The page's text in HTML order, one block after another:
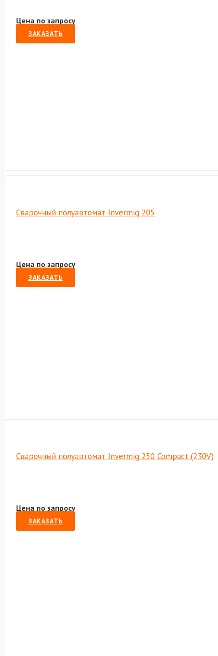
Цена по запросу
ЗАКАЗАТЬ
Сварочный полуавтомат Invermig 205
Цена по запросу
ЗАКАЗАТЬ
Сварочный полуавтомат Invermig 250 Compact (230V)
Цена по запросу
ЗАКАЗАТЬ